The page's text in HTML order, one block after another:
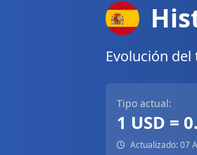
Evolución
Tipo actual:
1 USD =
Actualizado: 07